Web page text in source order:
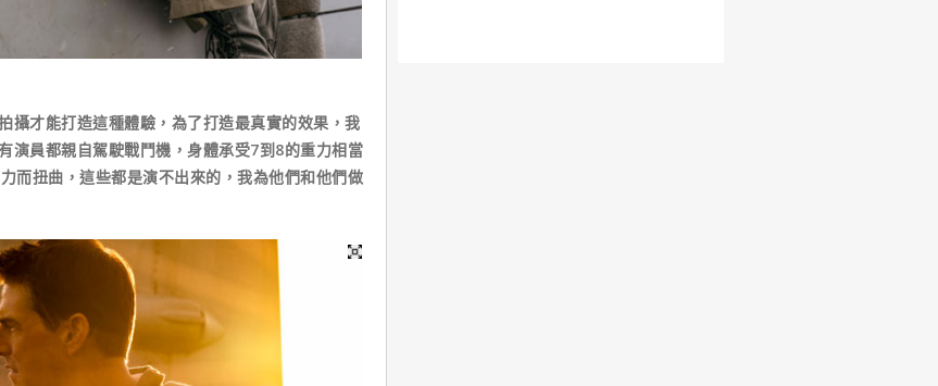
攝才能打造這種體驗，為了打造最真實的效果，我
演員都親自駕駛戰鬥機，身體承受7到8的重力相當
而扭曲，這些都是演不出來的，我為他們和他們做